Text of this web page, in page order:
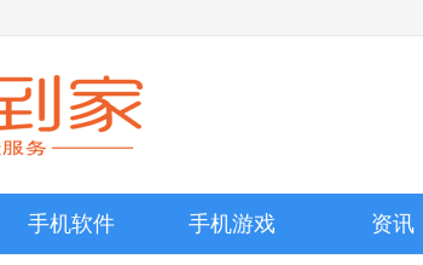
手机软件 手机游戏 资讯